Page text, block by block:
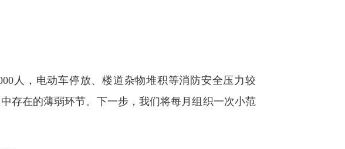
人，电动车停放、楼道杂物堆积等消防安全压力较
存在的薄弱环节。下一步，我们将每月组织一次小范